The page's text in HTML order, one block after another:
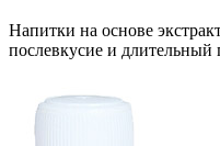
Напитки на основе
послевкусие и длительный